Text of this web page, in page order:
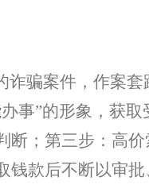
骗案件，作案套
事”的形象，获取
断；第三步：高
钱款后不断以审